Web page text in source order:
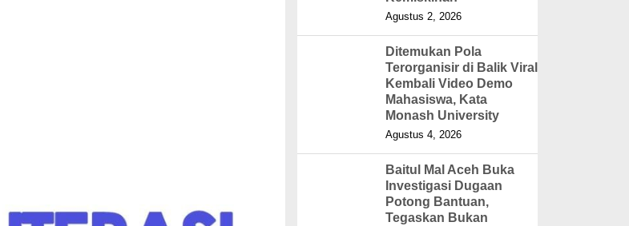
Agustus 2, 2026
Ditemukan Pola
Terorganisir di Balik Viral
Kembali Video Demo
Mahasiswa, Kata
Monash University
Agustus 4, 2026
Baitul Mal Aceh Buka
Investigasi Dugaan
Potong Bantuan,
Tegaskan Bukan